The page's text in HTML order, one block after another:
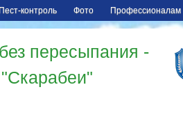
Пест-контроль Фото Профессионалам
пересыпания -